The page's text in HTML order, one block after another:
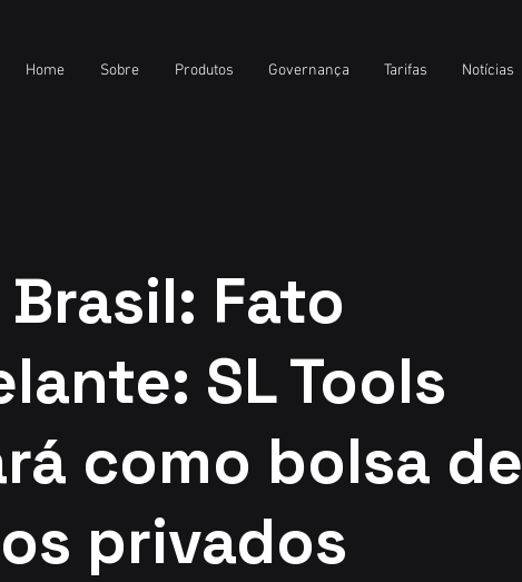
Home Sobre Produtos Governança Tarifas Notícias
Brasil: Fato
SL Tools
como bolsa de
privados